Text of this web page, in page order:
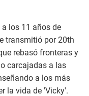
los 11 años de
transmitió por 20th
rebasó fronteras y
carcajadas a las
a los más
la vida de 'Vicky'.